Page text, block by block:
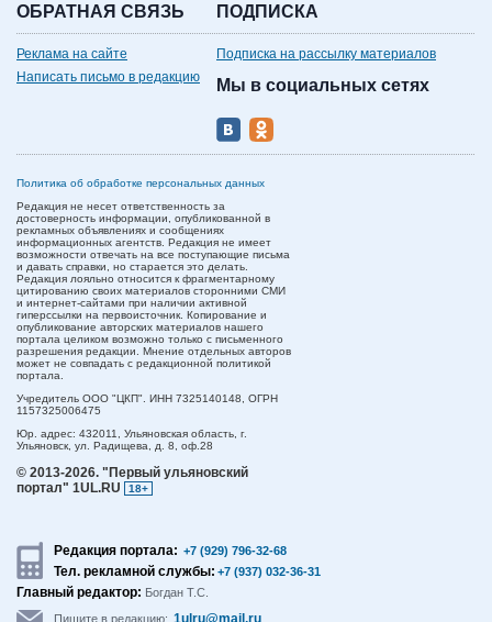
ОБРАТНАЯ СВЯЗЬ
Реклама на сайте
Написать письмо в редакцию
ПОДПИСКА
Подписка на рассылку материалов
Мы в социальных сетях
Политика об обработке персональных данных
Редакция не несет ответственность за
достоверность информации, опубликованной в
рекламных объявлениях и сообщениях
информационных агентств. Редакция не имеет
возможности отвечать на все поступающие письма
и давать справки, но старается это делать.
Редакция лояльно относится к фрагментарному
цитированию своих материалов сторонними СМИ
и интернет-сайтами при наличии активной
гиперссылки на первоисточник. Копирование и
опубликование авторских материалов нашего
портала целиком возможно только с письменного
разрешения редакции. Мнение отдельных авторов
может не совпадать с редакционной политикой
портала.
Учредитель ООО "ЦКП". ИНН 7325140148, ОГРН
1157325006475
Юр. адрес: 432011, Ульяновская область, г.
Ульяновск, ул. Радищева, д. 8, оф.28
© 2013-2026. "Первый ульяновский
портал" 1UL.RU
18+
Редакция портала: +7 (929) 796-32-68
Тел. рекламной службы: +7 (937) 032-36-31
Главный редактор: Богдан Т.С.
Пишите в редакцию: 1ulru@mail.ru